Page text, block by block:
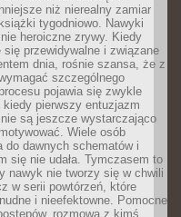
niż nierealny zamiar
tygodniowo. Nawyki
heroiczne zrywy. Kiedy
się przewidywalne i związane
dnia, rośnie szansa, że z
szczególnego
pojawia się zwykle
pierwszy entuzjazm
są jeszcze wystarczająco
Wiele osób
do dawnych schematów i
się nie udała. Tymczasem to
nawyk nie tworzy się w chwili
w serii powtórzeń, które
i nieefektowne. Pomocne
rozmowa z kimś